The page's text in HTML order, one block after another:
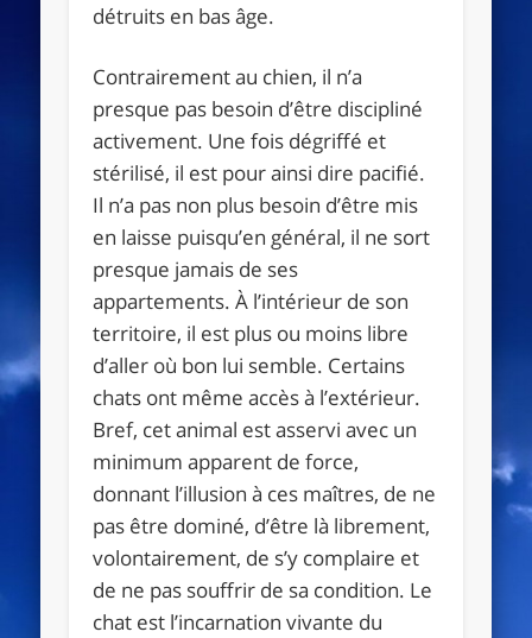
détruits en bas âge.
Contrairement au chien, il n’a
presque pas besoin d’être discipliné
activement. Une fois dégriffé et
stérilisé, il est pour ainsi dire pacifié.
Il n’a pas non plus besoin d’être mis
en laisse puisqu’en général, il ne sort
presque jamais de ses
appartements. À l’intérieur de son
territoire, il est plus ou moins libre
d’aller où bon lui semble. Certains
chats ont même accès à l’extérieur.
Bref, cet animal est asservi avec un
minimum apparent de force,
donnant l’illusion à ces maîtres, de ne
pas être dominé, d’être là librement,
volontairement, de s’y complaire et
de ne pas souffrir de sa condition. Le
chat est l’incarnation vivante du